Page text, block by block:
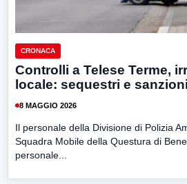
CRONACA
Controlli a Telese Terme,
locale: sequestri e sanzioni
8 MAGGIO 2026
Il personale della Divisione di Polizia
Squadra Mobile della Questura di
personale...